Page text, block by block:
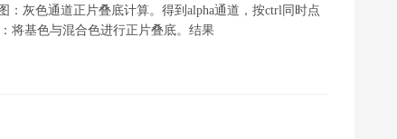
灰色通道正片叠底计算。得到alpha通道，按ctrl同时点
将基色与混合色进行正片叠底。结果